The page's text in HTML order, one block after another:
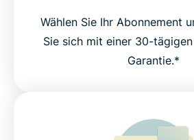
Wählen Sie Ihr Abonnement
Sie sich mit einer 30-
Garantie.*